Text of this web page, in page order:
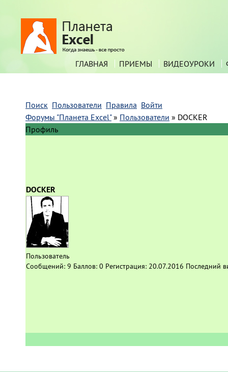
ГЛАВНАЯ ПРИЕМЫ ВИДЕОУРОКИ
Поиск Пользователи Правила Войти
Форумы "Планета Excel" » Пользователи » DOCKER
Профиль
DOCKER
Пользователь
Сообщений: 9 Баллов: 0 Регистрация: 20.07.2016 Последний